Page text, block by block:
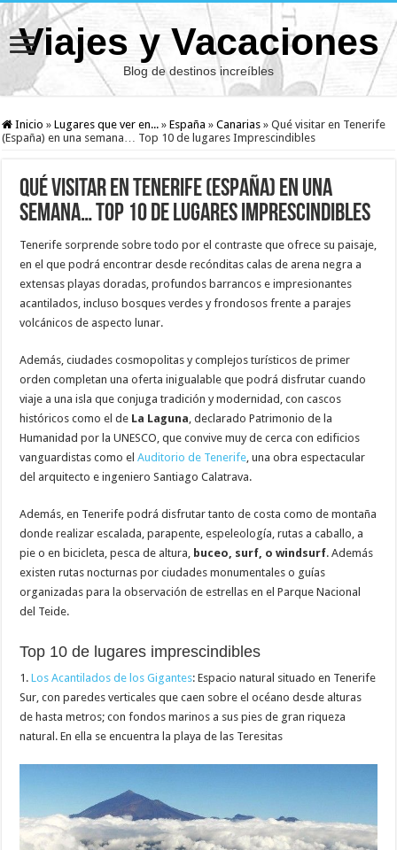
Viajes y Vacaciones
Blog de destinos increíbles
Inicio » Lugares que ver en... » España » Canarias » Qué visitar en Tenerife
(España) en una semana… Top 10 de lugares Imprescindibles
Qué visitar en Tenerife (España) en una
semana… Top 10 de lugares Imprescindibles
Tenerife sorprende sobre todo por el contraste que ofrece su paisaje,
en el que podrá encontrar desde recónditas calas de arena negra a
extensas playas doradas, profundos barrancos e impresionantes
acantilados, incluso bosques verdes y frondosos frente a parajes
volcánicos de aspecto lunar.
Además, ciudades cosmopolitas y complejos turísticos de primer
orden completan una oferta inigualable que podrá disfrutar cuando
viaje a una isla que conjuga tradición y modernidad, con cascos
históricos como el de La Laguna, declarado Patrimonio de la
Humanidad por la UNESCO, que convive muy de cerca con edificios
vanguardistas como elAuditorio de Tenerife, una obra espectacular
del arquitecto e ingeniero Santiago Calatrava.
Además, en Tenerife podrá disfrutar tanto de costa como de montaña
donde realizar escalada, parapente, espeleología, rutas a caballo, a
pie o en bicicleta, pesca de altura, buceo, surf, o windsurf. Además
existen rutas nocturnas por ciudades monumentales o guías
organizadas para la observación de estrellas en el Parque Nacional
del Teide.
Top 10 de lugares imprescindibles
1.Los Acantilados de los Gigantes: Espacio natural situado en Tenerife
Sur, con paredes verticales que caen sobre el océano desde alturas
de hasta metros; con fondos marinos a sus pies de gran riqueza
natural. En ella se encuentra la playa de las Teresitas